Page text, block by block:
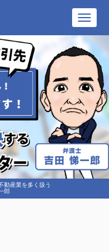
動産業を多く扱う
郎